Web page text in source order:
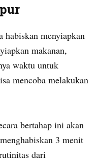
habiskan menyiapkan
makanan,
waktu untuk
mencoba melakukan
bertahap ini akan
3 menit
dari